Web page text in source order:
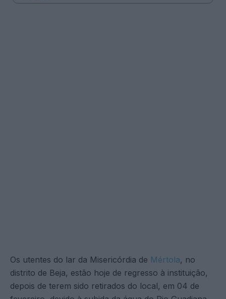
Os utentes do lar da Misericórdia de Mértola, no
distrito de Beja, estão hoje de regresso à instituição,
depois de terem sido retirados do local, em 04 de